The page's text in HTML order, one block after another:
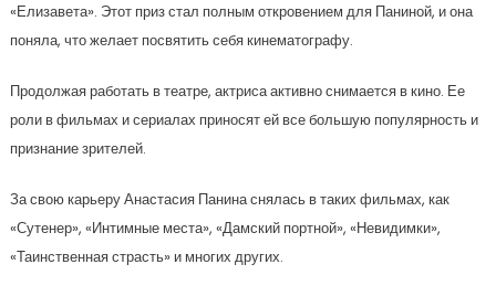
«Елизавета». Этот приз стал полным откровением для Паниной, и она
поняла, что желает посвятить себя кинематографу.
Продолжая работать в театре, актриса активно снимается в кино. Ее
роли в фильмах и сериалах приносят ей все большую популярность и
признание зрителей.
За свою карьеру Анастасия Панина снялась в таких фильмах, как
«Сутенер», «Интимные места», «Дамский портной», «Невидимки»,
«Таинственная страсть» и многих других.